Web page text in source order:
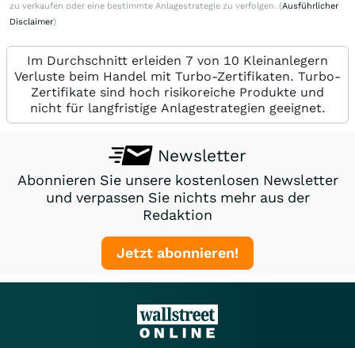
zu verkaufen oder eine bestimmte Anlagestrategie zu verfolgen. (Ausführlicher
Disclaimer)
Im Durchschnitt erleiden 7 von 10 Kleinanlegern
Verluste beim Handel mit Turbo-Zertifikaten. Turbo-
Zertifikate sind hoch risikoreiche Produkte und
nicht für langfristige Anlagestrategien geeignet.
Newsletter
Abonnieren Sie unsere kostenlosen Newsletter
und verpassen Sie nichts mehr aus der
Redaktion
Jetzt abonnieren!